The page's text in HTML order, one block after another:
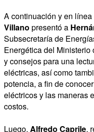
A continuación y en línea
Villano presentó a
Subsecretaría de
Energética del
y consejos para una
eléctricas, así como
potencia, a fin de
eléctricos y las maneras
costos.
Luego, Alfredo Caprile,